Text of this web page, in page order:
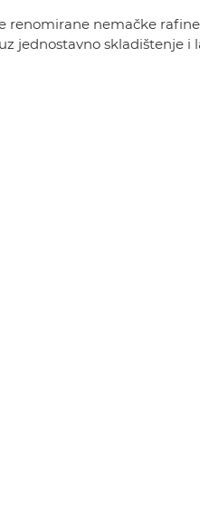
renomirane nemačke
jednostavno skladištenje